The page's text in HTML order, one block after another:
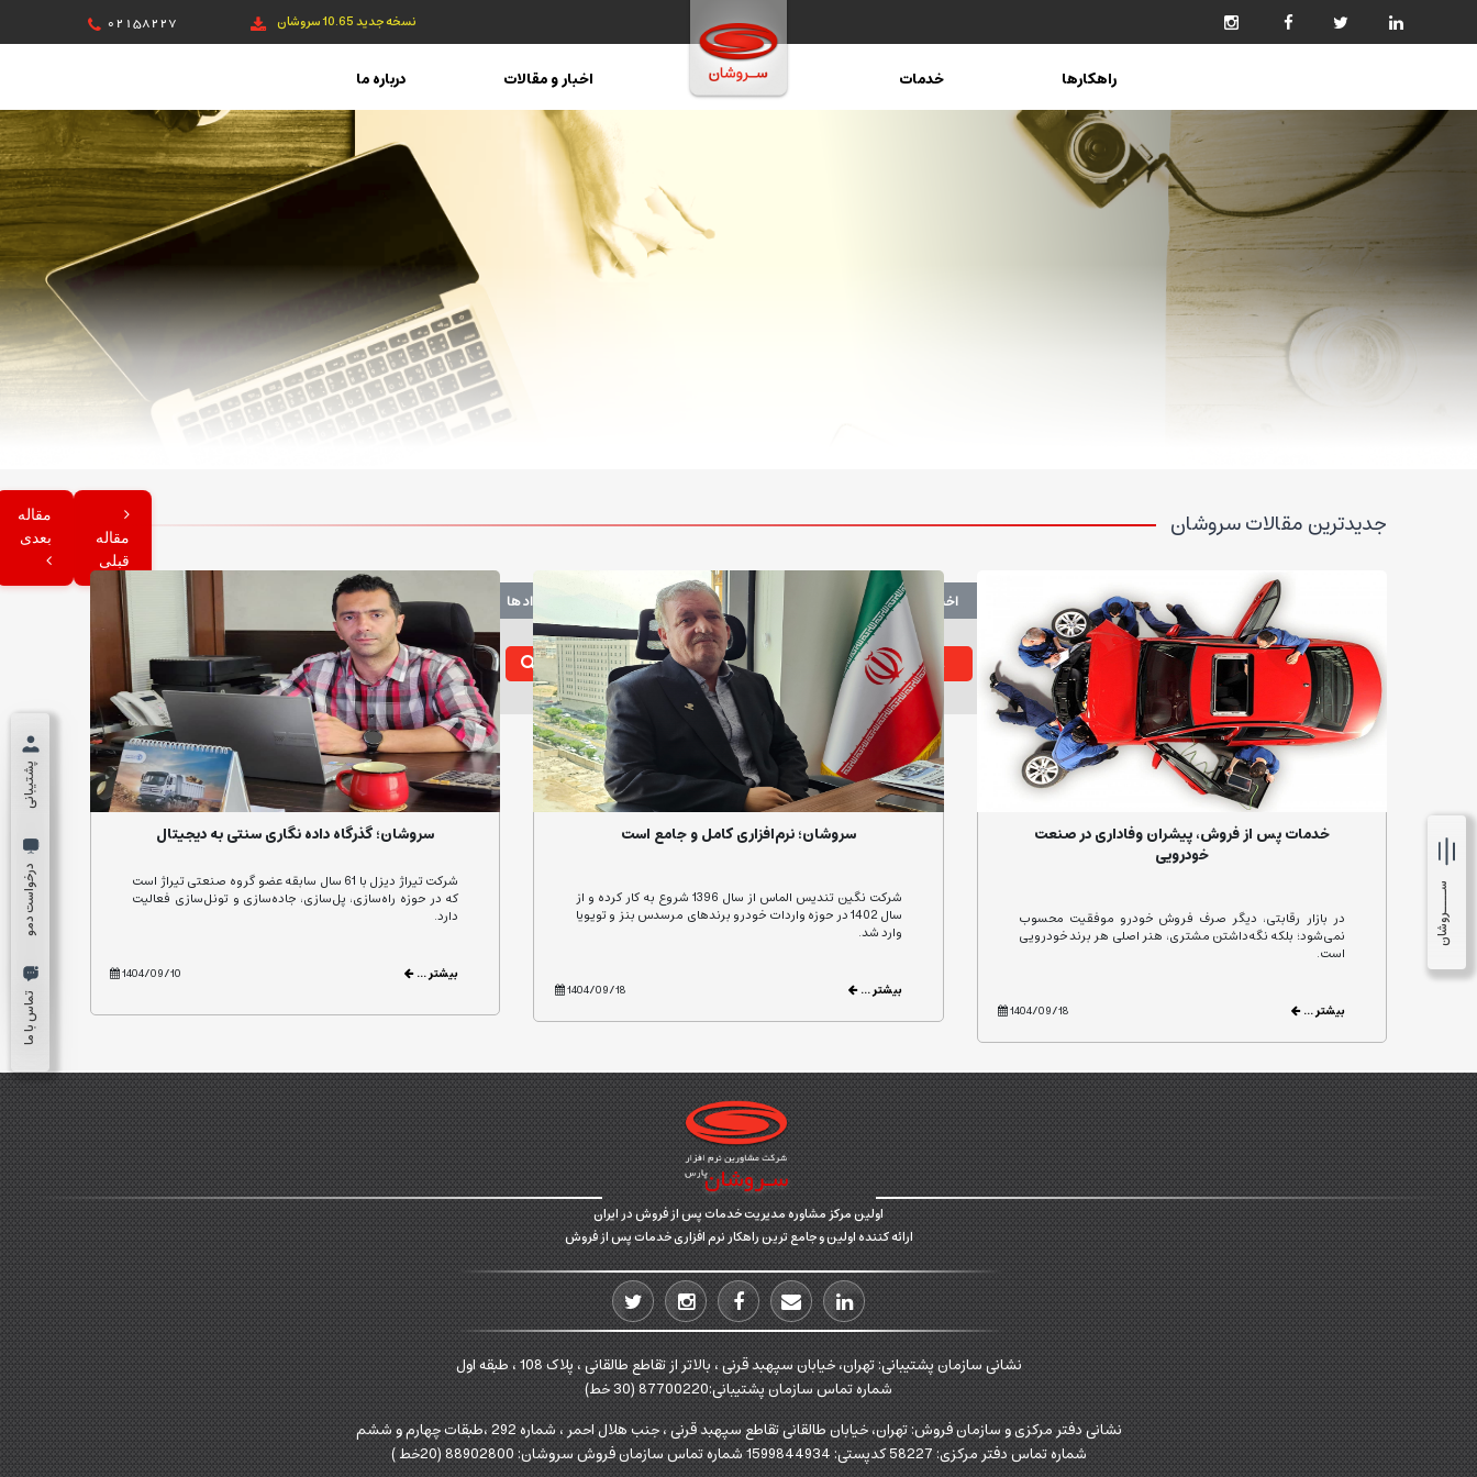
02158227 نسخه جدید 10.65 سروشان
راهکارها خدمات اخبار و مقالات درباره ما
پشتیبانی
درخواست دمو
تماس با ما
ســــروشان
اخبار همایش ها رویداد ها
عنوان
جدیدترین مقالات سروشان
خدمات پس از فروش، پیشران وفاداری در صنعت
خودرویی
در بازار رقابتی، دیگر صرف فروش خودرو موفقیت محسوب
نمی‌شود؛ بلکه نگه‌داشتن مشتری، هنر اصلی هر برند خودرویی
است.
بیشتر ... 1404/09/18
سروشان؛ نرم‌افزاری کامل و جامع است
شرکت نگین تندیس الماس از سال 1396 شروع به کار کرده و از
سال 1402 در حوزه واردات خودرو برندهای مرسدس بنز و تویویا
وارد شد.
بیشتر ... 1404/09/18
سروشان؛ گذرگاه داده نگاری سنتی به دیجیتال
شرکت تیراژ دیزل با 61 سال سابقه عضو گروه صنعتی تیراژ است
که در حوزه راه‌سازی، پل‌سازی، جاده‌سازی و تونل‌سازی فعالیت
دارد.
بیشتر ... 1404/09/10
مقاله
قبلی
مقاله
بعدی
اولین مرکز مشاوره مدیریت خدمات پس از فروش در ایران
ارائه کننده اولین و جامع ترین راهکار نرم افزاری خدمات پس از فروش
نشانی سازمان پشتیبانی: تهران، خیابان سپهبد قرنی ، بالاتر از تقاطع طالقانی ، پلاک 108 ، طبقه اول
شماره تماس سازمان پشتیبانی:87700220 (30 خط)
نشانی دفتر مرکزی و سازمان فروش: تهران، خیابان طالقانی تقاطع سپهبد قرنی ، جنب هلال احمر ، شماره 292 ،طبقات چهارم و ششم
شماره تماس دفتر مرکزی: 58227 کدپستی: 1599844934 شماره تماس سازمان فروش سروشان: 88902800 (20خط )